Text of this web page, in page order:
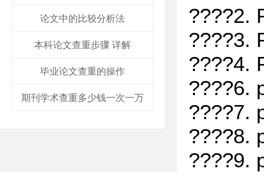
论文中的比较分析法
本科论文查重步骤 详解
毕业论文查重的操作
期刊学术查重多少钱一次一万
????2.
????3.
????4.
????6.
????7.
????8.
????9.